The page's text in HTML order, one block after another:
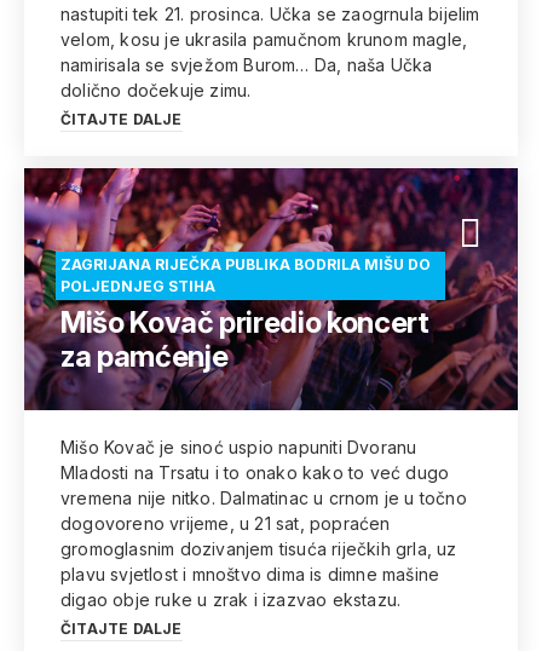
nastupiti tek 21. prosinca. Učka se zaogrnula bijelim
velom, kosu je ukrasila pamučnom krunom magle,
namirisala se svježom Burom… Da, naša Učka
dolično dočekuje zimu.
ČITAJTE DALJE
ZAGRIJANA RIJEČKA PUBLIKA BODRILA MIŠU DO
POLJEDNJEG STIHA
Mišo Kovač priredio koncert
za pamćenje
Mišo Kovač je sinoć uspio napuniti Dvoranu
Mladosti na Trsatu i to onako kako to već dugo
vremena nije nitko. Dalmatinac u crnom je u točno
dogovoreno vrijeme, u 21 sat, popraćen
gromoglasnim dozivanjem tisuća riječkih grla, uz
plavu svjetlost i mnoštvo dima is dimne mašine
digao obje ruke u zrak i izazvao ekstazu.
ČITAJTE DALJE